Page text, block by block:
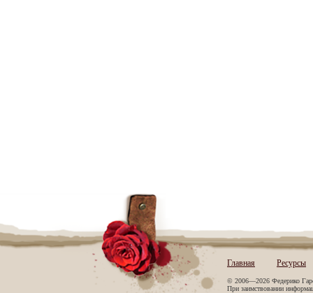
Главная Ресурсы
© 2006—2026 Федерико
При заимствовании